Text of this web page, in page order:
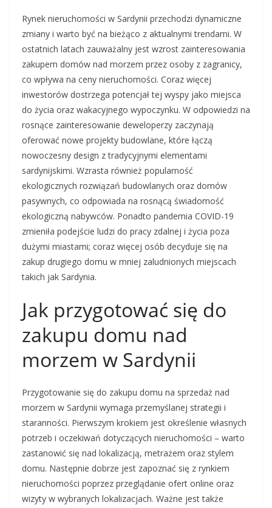
Rynek nieruchomości w Sardynii przechodzi dynamiczne
zmiany i warto być na bieżąco z aktualnymi trendami. W
ostatnich latach zauważalny jest wzrost zainteresowania
zakupem domów nad morzem przez osoby z zagranicy,
co wpływa na ceny nieruchomości. Coraz więcej
inwestorów dostrzega potencjał tej wyspy jako miejsca
do życia oraz wakacyjnego wypoczynku. W odpowiedzi na
rosnące zainteresowanie deweloperzy zaczynają
oferować nowe projekty budowlane, które łączą
nowoczesny design z tradycyjnymi elementami
sardynijskimi. Wzrasta również popularność
ekologicznych rozwiązań budowlanych oraz domów
pasywnych, co odpowiada na rosnącą świadomość
ekologiczną nabywców. Ponadto pandemia COVID-19
zmieniła podejście ludzi do pracy zdalnej i życia poza
dużymi miastami; coraz więcej osób decyduje się na
zakup drugiego domu w mniej zaludnionych miejscach
takich jak Sardynia.
Jak przygotować się do
zakupu domu nad
morzem w Sardynii
Przygotowanie się do zakupu domu na sprzedaż nad
morzem w Sardynii wymaga przemyślanej strategii i
staranności. Pierwszym krokiem jest określenie własnych
potrzeb i oczekiwań dotyczących nieruchomości – warto
zastanowić się nad lokalizacją, metrażem oraz stylem
domu. Następnie dobrze jest zapoznać się z rynkiem
nieruchomości poprzez przeglądanie ofert online oraz
wizyty w wybranych lokalizacjach. Ważne jest także